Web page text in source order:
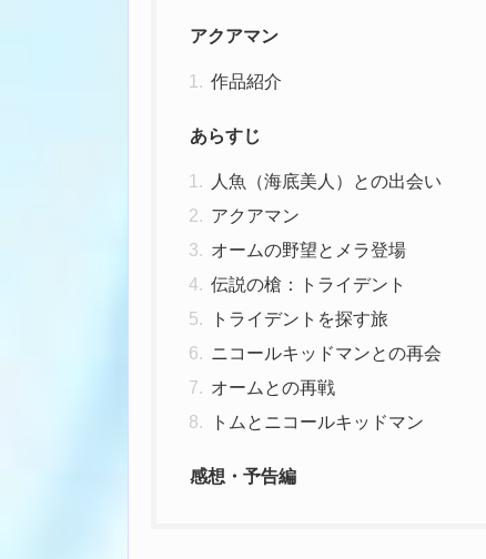
アクアマン
作品紹介
あらすじ
人魚（海底美人）との出会い
アクアマン
オームの野望とメラ登場
伝説の槍：トライデント
トライデントを探す旅
ニコールキッドマンとの再会
オームとの再戦
トムとニコールキッドマン
感想・予告編